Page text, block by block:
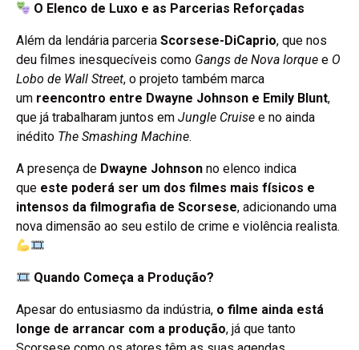
O Elenco de Luxo e as Parcerias Reforçadas
Além da lendária parceria Scorsese-DiCaprio, que nos
deu filmes inesquecíveis como Gangs de Nova Iorque e O
Lobo de Wall Street, o projeto também marca
um reencontro entre Dwayne Johnson e Emily Blunt,
que já trabalharam juntos em Jungle Cruise e no ainda
inédito The Smashing Machine.
A presença de Dwayne Johnson no elenco indica
que este poderá ser um dos filmes mais físicos e
intensos da filmografia de Scorsese, adicionando uma
nova dimensão ao seu estilo de crime e violência realista.
Quando Começa a Produção?
Apesar do entusiasmo da indústria, o filme ainda está
longe de arrancar com a produção, já que tanto